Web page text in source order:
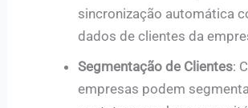
sincronização automática
dados de clientes da
Segmentação de Clientes:
empresas podem